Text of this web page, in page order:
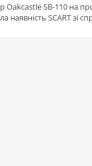
SB-110 на
SCART